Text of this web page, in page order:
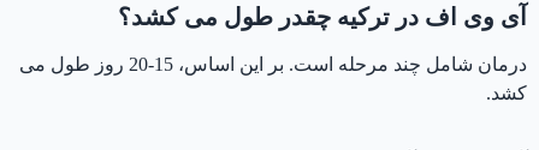
آی وی اف در ترکیه چقدر طول می کشد؟
درمان شامل چند مرحله است. بر این اساس، 15-20 روز طول می
کشد.